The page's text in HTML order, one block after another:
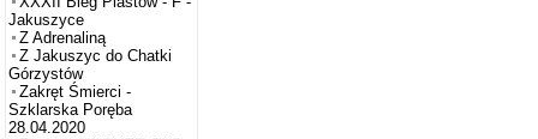
Jakuszyce
Z Adrenaliną
Z Jakuszyc do Chatki
Górzystów
Zakręt Śmierci -
Szklarska Poręba
28.04.2020